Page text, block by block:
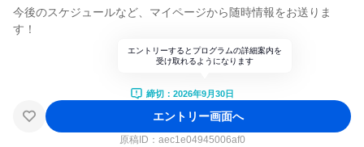
今後のスケジュールなど、マイページから随時情報をお送りま
す！
エントリーするとプログラムの詳細案内を
受け取れるようになります
締切：2026年9月30日
エントリー画面へ
原稿ID： aec1e04945006af0